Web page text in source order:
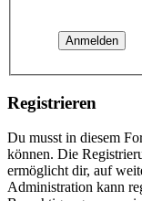
Registrieren
Du musst in diesem
können. Die
ermöglicht dir, auf
Administration kann